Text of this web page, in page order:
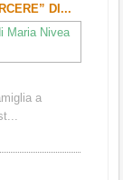
DI...
a